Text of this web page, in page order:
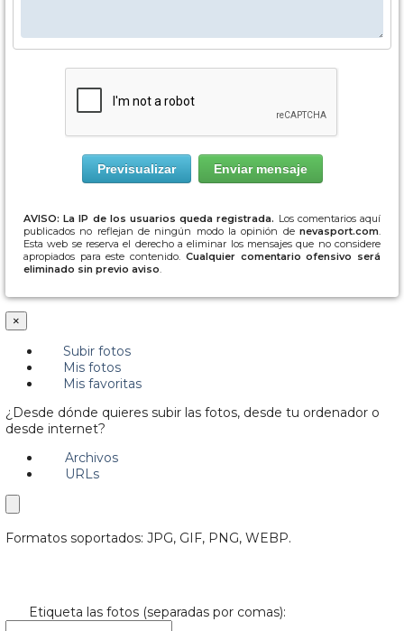
AVISO: La IP de los usuarios queda registrada. Los comentarios aquí
publicados no reflejan de ningún modo la opinión de nevasport.com.
Esta web se reserva el derecho a eliminar los mensajes que no considere
apropiados para este contenido. Cualquier comentario ofensivo será
eliminado sin previo aviso.
×
Subir fotos
Mis fotos
Mis favoritas
¿Desde dónde quieres subir las fotos, desde tu ordenador o
desde internet?
Archivos
URLs
Formatos soportados: JPG, GIF, PNG, WEBP.
Etiqueta las fotos (separadas por comas):